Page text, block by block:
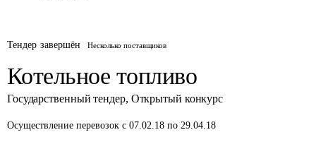
Тендер завершён Несколько поставщиков
Котельное топливо
Государственный тендер, Открытый конкурс
Осуществление перевозок с 07.02.18 по 29.04.18